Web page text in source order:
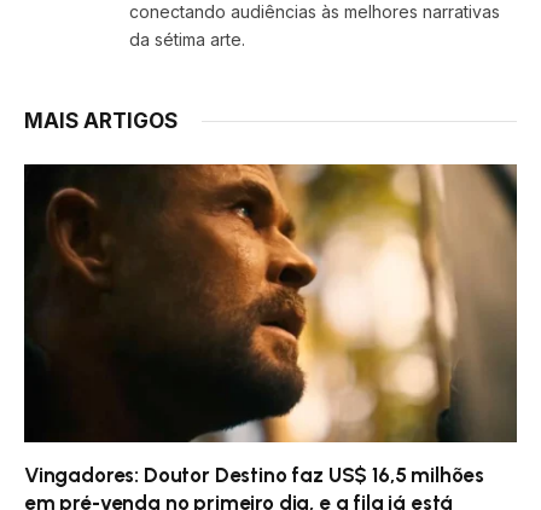
conectando audiências às melhores narrativas
da sétima arte.
MAIS ARTIGOS
Vingadores: Doutor Destino faz US$ 16,5 milhões
em pré-venda no primeiro dia, e a fila já está